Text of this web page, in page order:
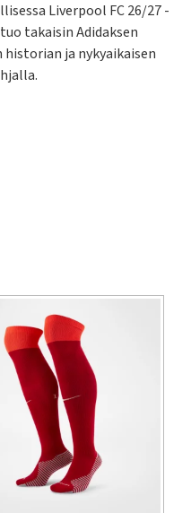
Liverpool FC 26/27 -
takaisin Adidaksen
ja nykyaikaisen